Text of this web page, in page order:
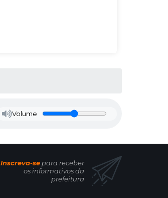
Volume
Inscreva-se para receber
os informativos da
prefeitura